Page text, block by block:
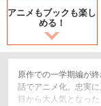
アニメもブックも楽し
める！
原作での一学期編が
話でアニメ化。忠実
目から大人気となっ